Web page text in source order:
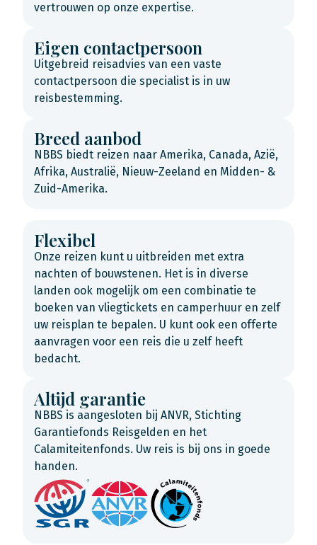
vertrouwen op onze expertise.
Eigen contactpersoon
Uitgebreid reisadvies van een vaste
contactpersoon die specialist is in uw
reisbestemming.
Breed aanbod
NBBS biedt reizen naar Amerika, Canada, Azië,
Afrika, Australië, Nieuw-Zeeland en Midden- &
Zuid-Amerika.
Flexibel
Onze reizen kunt u uitbreiden met extra
nachten of bouwstenen. Het is in diverse
landen ook mogelijk om een combinatie te
boeken van vliegtickets en camperhuur en zelf
uw reisplan te bepalen. U kunt ook een offerte
aanvragen voor een reis die u zelf heeft
bedacht.
Altijd garantie
NBBS is aangesloten bij ANVR, Stichting
Garantiefonds Reisgelden en het
Calamiteitenfonds. Uw reis is bij ons in goede
handen.